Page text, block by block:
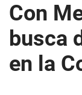
Con
busca
en la